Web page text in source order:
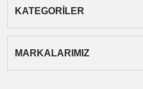
KATEGORİLER
MARKALARIMIZ